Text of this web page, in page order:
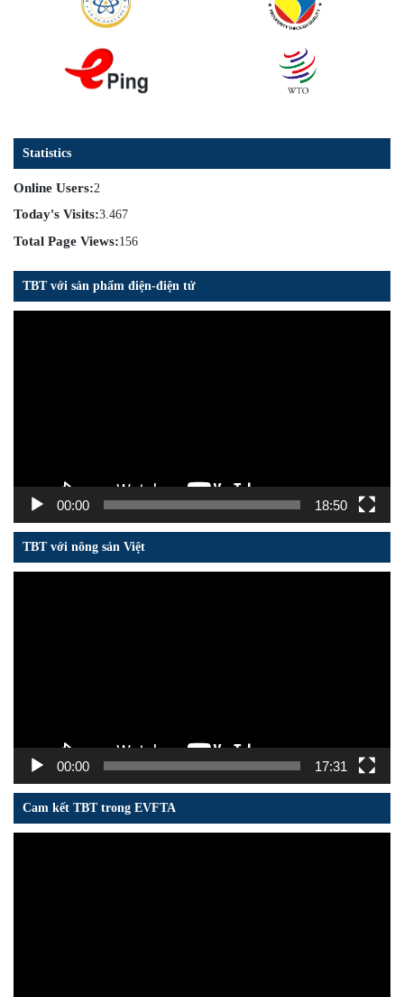
Statistics
Online Users:2
Today's Visits:3.467
Total Page Views:156
TBT với sản phẩm điện-điện tử
00:00 18:50
TBT với nông sản Việt
00:00 17:31
Cam kết TBT trong EVFTA